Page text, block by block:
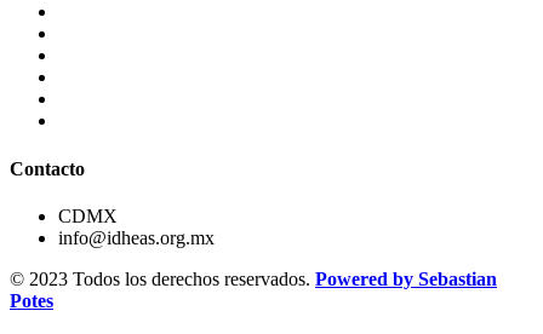
Contacto
CDMX
info@idheas.org.mx
© 2023 Todos los derechos reservados. Powered by Sebastian
Potes